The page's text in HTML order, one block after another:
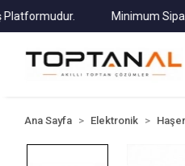
Minimum Sipariş
Ana Sayfa Elektronik